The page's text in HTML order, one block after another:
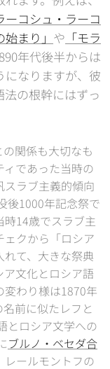
ーコシュ・ラーコ
始まり」 や 「モラ
年代後半からは
になりますが、彼
の根幹にはずっ
関係も大切なも
であった当時の
ラブ主義的傾向
後1000年記念祭で
14歳でスラブ主
クから「ロシア
て、大きな祭典
文化とロシア語
変わり様は1870年
前に似たレフと
とロシア文学への
ブルノ・ベセダ合
ールモントフの